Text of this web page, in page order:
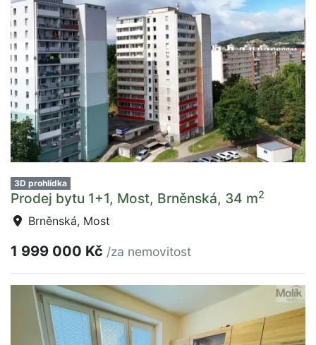
3D prohlídka
Prodej bytu 1+1, Most, Brněnská, 34 m2
Brněnská, Most
1 999 000 Kč /za nemovitost